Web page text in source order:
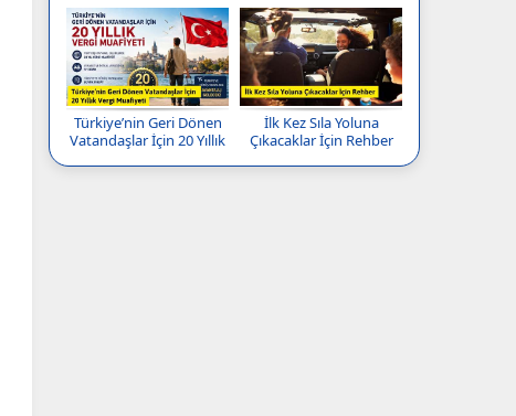
Türkiye’nin Geri Dönen
Vatandaşlar İçin 20 Yıllık
İlk Kez Sıla Yoluna
Çıkacaklar İçin Rehber